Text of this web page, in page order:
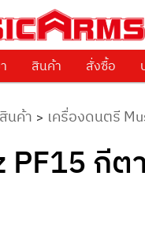
นตรีทุกชนิด ตั้งแต่เริ่มต้นถึงมืออ
content
สินค้า สั่งซื้อ
สินค้า > เครื่องดนตรี
PF15 กีต